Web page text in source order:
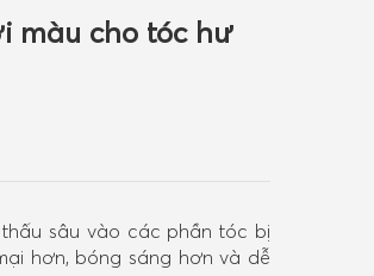
màu cho tóc hư
sâu vào các phần tóc bị
hơn, bóng sáng hơn và dễ